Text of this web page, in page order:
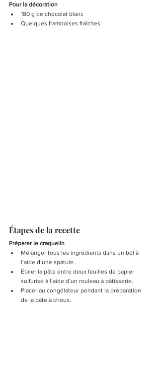
Pour la décoration
180 g de chocolat blanc
Quelques framboises fraîches
Étapes de la recette
Préparer le craquelin
Mélanger tous les ingrédients dans un bol à
l’aide d’une spatule.
Étaler la pâte entre deux feuilles de papier
sulfurisé à l’aide d’un rouleau à pâtisserie.
Placer au congélateur pendant la préparation
de la pâte à choux.